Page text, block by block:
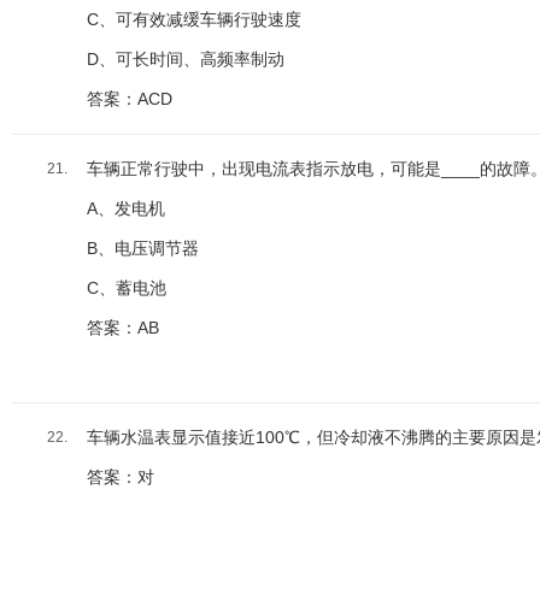
C、可有效减缓车辆行驶速度
D、可长时间、高频率制动
答案：ACD
21. 车辆正常行驶中，出现电流表指示放电，可能是____的故障
A、发电机
B、电压调节器
C、蓄电池
答案：AB
22. 车辆水温表显示值接近100℃，但冷却液不沸腾的主要原因
答案：对